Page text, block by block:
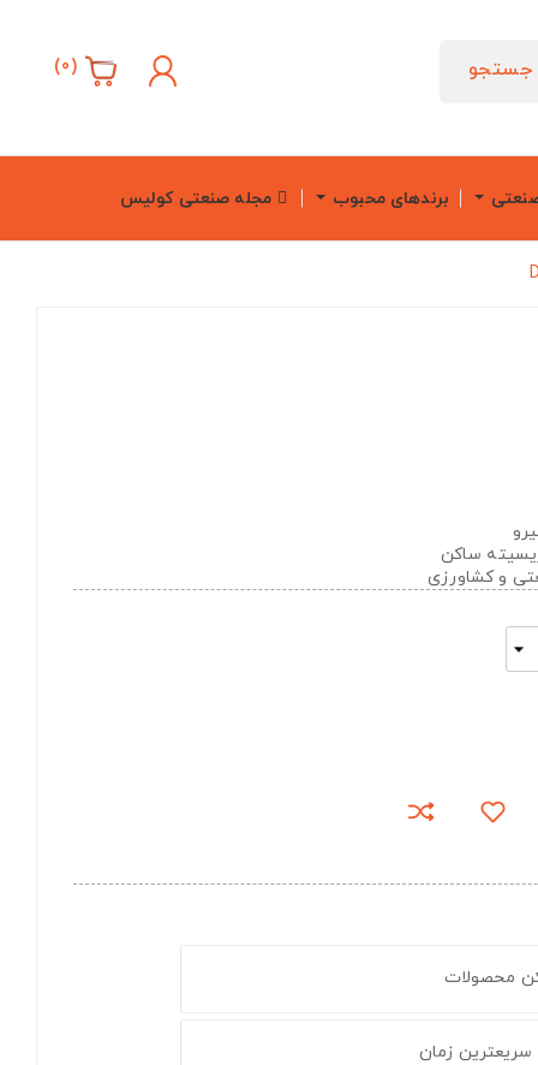
جستجو (
0
)
برندهای محبوب مجله صنعتی کولیس
ساکن
و کشاورزی
محصولات
سریعترین زمان